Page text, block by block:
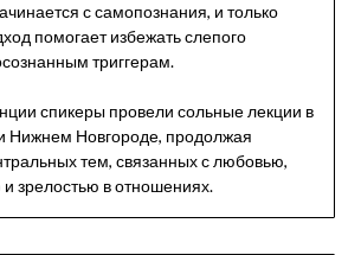
с самопознания, и только
помогает избежать слепого
триггерам.
спикеры провели сольные лекции в
Нижнем Новгороде, продолжая
тем, связанных с любовью,
зрелостью в отношениях.